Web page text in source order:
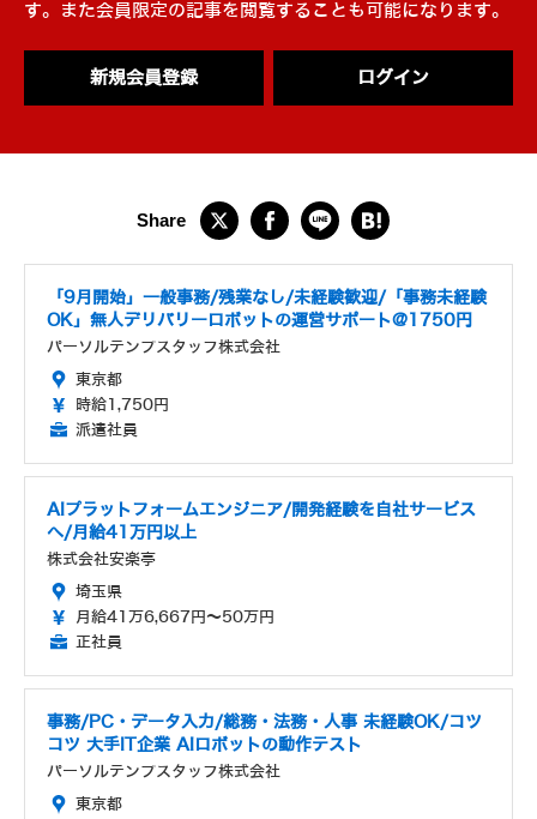
す。また会員限定の記事を閲覧することも可能になります。
新規会員登録 ログイン
「9月開始」一般事務/残業なし/未経験歓迎/「事務未経験
OK」無人デリバリーロボットの運営サポート@1750円
パーソルテンプスタッフ株式会社
東京都
時給1,750円
派遣社員
AIプラットフォームエンジニア/開発経験を自社サービス
へ/月給41万円以上
株式会社安楽亭
埼玉県
月給41万6,667円～50万円
正社員
事務/PC・データ入力/総務・法務・人事 未経験OK/コツ
コツ 大手IT企業 AIロボットの動作テスト
パーソルテンプスタッフ株式会社
東京都